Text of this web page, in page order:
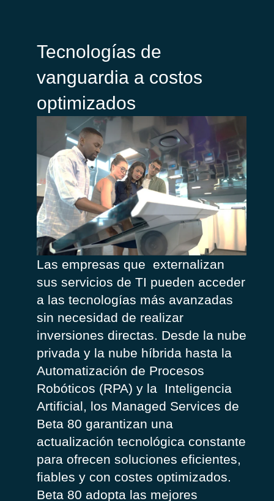
Tecnologías de
vanguardia a costos
optimizados
Las empresas que externalizan
sus servicios de TI pueden acceder
a las tecnologías más avanzadas
sin necesidad de realizar
inversiones directas. Desde la nube
privada y la nube híbrida hasta la
Automatización de Procesos
Robóticos (RPA) y la
Inteligencia
Artificial, los Managed Services de
Beta 80 garantizan una
actualización tecnológica constante
para ofrecen soluciones eficientes,
fiables y con costes optimizados.
Beta 80 adopta las mejores